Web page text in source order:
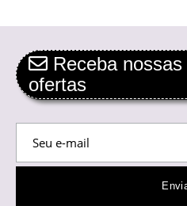
Receba
ofertas